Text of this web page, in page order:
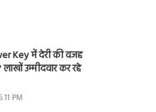
Key में देरी की वजह
उम्मीदवार कर रहे
PM